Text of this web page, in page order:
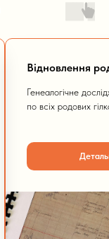
Відновлення
Генеалогічне
по всіх родових